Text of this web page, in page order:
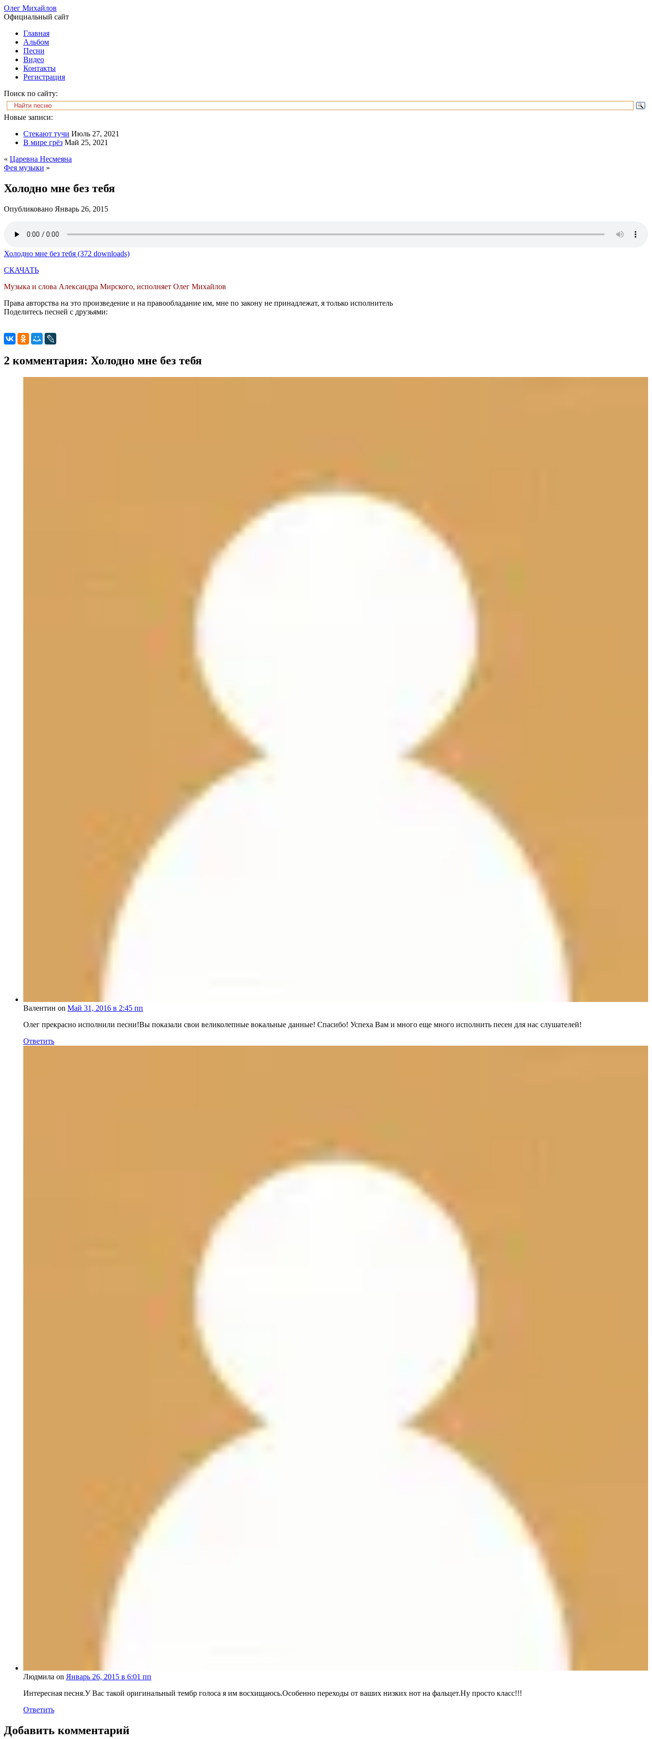
Олег Михайлов
Официальный сайт
Главная
Альбом
Песни
Видео
Контакты
Регистрация
Поиск по сайту:
Новые записи:
Стекают тучи Июль 27, 2021
В мире грёз Май 25, 2021
« Царевна Несмеяна
Фея музыки »
Холодно мне без тебя
Опубликовано Январь 26, 2015
Холодно мне без тебя (372 downloads)
СКАЧАТЬ
Музыка и слова Александра Мирского, исполняет Олег Михайлов
Права авторства на это произведение и на правообладание им, мне по закону не принадлежат, я только исполнитель
Поделитесь песней с друзьями:
2 комментария: Холодно мне без тебя
Валентин on Май 31, 2016 в 2:45 пп
Олег прекрасно исполнили песни!Вы показали свои великолепные вокальные данные! Спасибо! Успеха Вам и много еще много исполнить песен для нас слушателей!
Ответить
Людмила on Январь 26, 2015 в 6:01 пп
Интересная песня.У Вас такой оригинальный тембр голоса я им восхищаюсь.Особенно переходы от ваших низких нот на фальцет.Ну просто класс!!!
Ответить
Добавить комментарий